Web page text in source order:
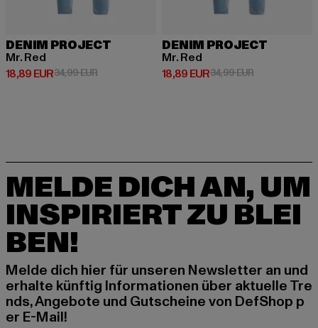
DENIM PROJECT
Mr. Red
18,89 EUR
Derzeitiger Preis: 18,89 EUR
34,99 EURAktionspreis: 34,99 EUR
DENIM PROJECT
Mr. Red
18,89 EUR
Derzeitiger Preis: 18,89 EUR
34,99 EURAktionspreis:
MELDE DICH AN, UM
INSPIRIERT ZU BLEI
BEN!
Melde dich hier für unseren Newsletter an und
erhalte künftig Informationen über aktuelle Tre
nds, Angebote und Gutscheine von DefShop p
er E-Mail!